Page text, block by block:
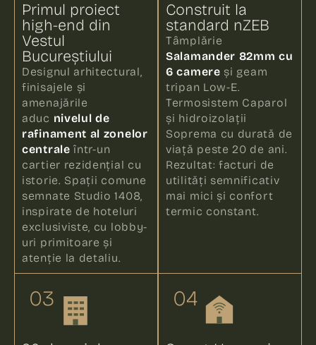
Primul proiect
high-end din
Vestul
Bucureștiului
Designul arhitectural,
finisajele și
amenajările
aduc nivelul de
rafinament al zonelor
centrale într-un
cartier rezidențial cu
istorie. Spații comune
semnate Studio 1408,
inspirate de hoteluri
exclusiviste, cu lobby-
uri primitoare și
atenție la detaliu.
Construit la
standard nZEB
Tâmplărie
Salamander 82mm cu
6 camere și geam
tripan Low-E.
Termosistem Caparol
și hidroizolații
Soprema cu durată de
viață peste 20 de ani.
Rezultat: facturi de
utilități semnificativ
mai mici și confort
termic constant.
03 04